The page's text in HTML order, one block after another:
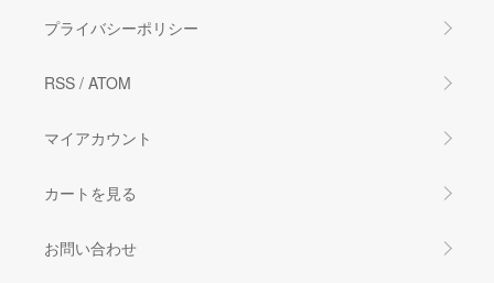
プライバシーポリシー
RSS / ATOM
マイアカウント
カートを見る
お問い合わせ